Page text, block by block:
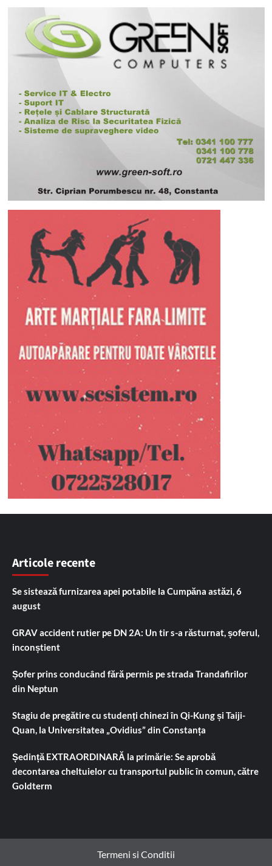
Articole recente
Se sistează furnizarea apei potabile la Cumpăna astăzi, 6
august
GRAV accident rutier pe DN 2A: Un tir s-a răsturnat, șoferul,
inconștient
Șofer prins conducând fără permis pe strada Trandafirilor
din Neptun
Stagiu de pregătire cu studenți chinezi în Qi-Kung și Taiji-
Quan, la Universitatea „Ovidius” din Constanța
Ședință EXTRAORDINARĂ la primărie: Se aprobă
decontarea cheltuielor cu transportul public în comun, către
Goldterm
Termeni si Conditii